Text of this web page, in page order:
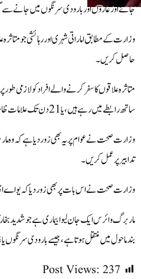
جائےاور غاروں اور بارودی سرنگوں میں جانے
وزارت کے مطابق اماراتی شہری اور رہائشی جو
حاصل کریں۔
متاثرہ علاقوں کا سفر کرنے والے افراد کولازمی
ساتھ رابطے میں رہے ہیں ، یا 21 دن تک علامات ظاہر کرتے ہیں۔
وزارت صحت نے عوام پریہ بھی زوردیا ہے کہ وہ
تدابیرپرعمل کریں۔
وزارت صحت نے اس بات پر بھی زور دیا کہ یواے
ماربرگ وائرس ایک جان لیوا بیماری ہے جو شدید
بند ماحول میں منتقل ہوتا ہے،جیسے بارودی
Post Views: 237